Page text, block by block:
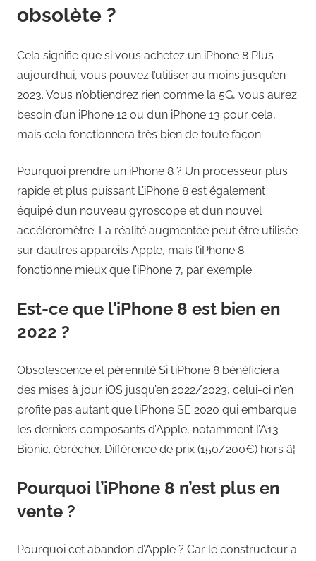
obsolète ?
Cela signifie que si vous achetez un iPhone 8 Plus
aujourd’hui, vous pouvez l’utiliser au moins jusqu’en
2023. Vous n’obtiendrez rien comme la 5G, vous aurez
besoin d’un iPhone 12 ou d’un iPhone 13 pour cela,
mais cela fonctionnera très bien de toute façon.
Pourquoi prendre un iPhone 8 ? Un processeur plus
rapide et plus puissant L’iPhone 8 est également
équipé d’un nouveau gyroscope et d’un nouvel
accéléromètre. La réalité augmentée peut être utilisée
sur d’autres appareils Apple, mais l’iPhone 8
fonctionne mieux que l’iPhone 7, par exemple.
Est-ce que l’iPhone 8 est bien en
2022 ?
Obsolescence et pérennité Si l’iPhone 8 bénéficiera
des mises à jour iOS jusqu’en 2022/2023, celui-ci n’en
profite pas autant que l’iPhone SE 2020 qui embarque
les derniers composants d’Apple, notamment l’A13
Bionic. ébrécher. Différence de prix (150/200€) hors â¦
Pourquoi l’iPhone 8 n’est plus en
vente ?
Pourquoi cet abandon d’Apple ? Car le constructeur a